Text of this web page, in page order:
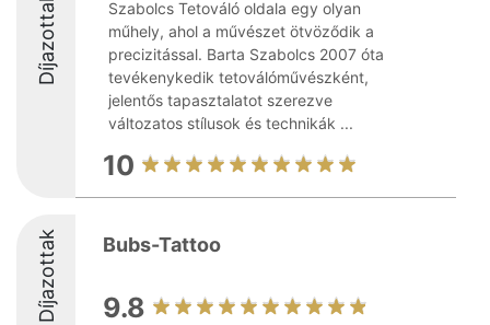
Díjazottak
Szabolcs Tetováló oldala egy olyan
műhely, ahol a művészet ötvöződik a
precizitással. Barta Szabolcs 2007 óta
tevékenykedik tetoválóművészként,
jelentős tapasztalatot szerezve
változatos stílusok és technikák ...
10
Díjazottak Bubs-Tattoo
9.8